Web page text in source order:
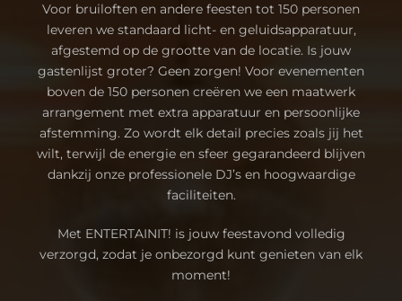
Voor bruiloften en andere feesten tot 150 personen
leveren we standaard licht- en geluidsapparatuur,
afgestemd op de grootte van de locatie. Is jouw
gastenlijst groter? Geen zorgen! Voor evenementen
boven de 150 personen creëren we een maatwerk
arrangement met extra apparatuur en persoonlijke
afstemming. Zo wordt elk detail precies zoals jij het
wilt, terwijl de energie en sfeer gegarandeerd blijven
dankzij onze professionele DJ’s en hoogwaardige
faciliteiten.
Met ENTERTAINIT! is jouw feestavond volledig
verzorgd, zodat je onbezorgd kunt genieten van elk
moment!